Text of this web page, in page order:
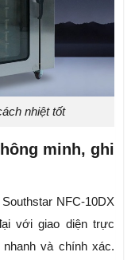
nhiệt tốt
minh, ghi
NFC-10DX
với giao diện trực
và chính xác.